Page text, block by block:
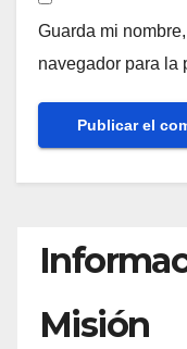
Guarda mi
navegador para la
Misión